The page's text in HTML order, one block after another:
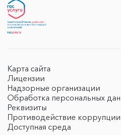
Карта сайта
Лицензии
Надзорные организации
Обработка персональных
Реквизиты
Противодействие коррупции
Доступная среда